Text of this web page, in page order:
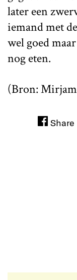
later een
iemand met
wel goed
nog eten.
(Bron:
Share